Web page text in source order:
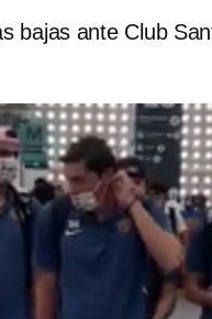
bajas ante Club